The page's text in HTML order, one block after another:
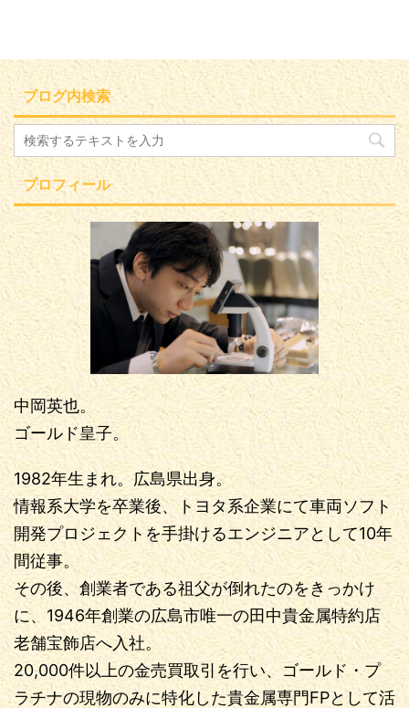
ブログ内検索
プロフィール
中岡英也。
ゴールド皇子。
1982年生まれ。広島県出身。
情報系大学を卒業後、トヨタ系企業にて車両ソフト
開発プロジェクトを手掛けるエンジニアとして10年
間従事。
その後、創業者である祖父が倒れたのをきっかけ
に、1946年創業の広島市唯一の田中貴金属特約店
老舗宝飾店へ入社。
20,000件以上の金売買取引を行い、ゴールド・プ
ラチナの現物のみに特化した貴金属専門FPとして活